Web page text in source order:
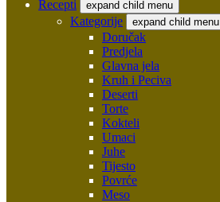
Recepti
expand child menu
Kategorije expand child menu
Doručak
Predjela
Glavna jela
Kruh i Peciva
Deserti
Torte
Kokteli
Umaci
Juhe
Tijesto
Povrće
Meso